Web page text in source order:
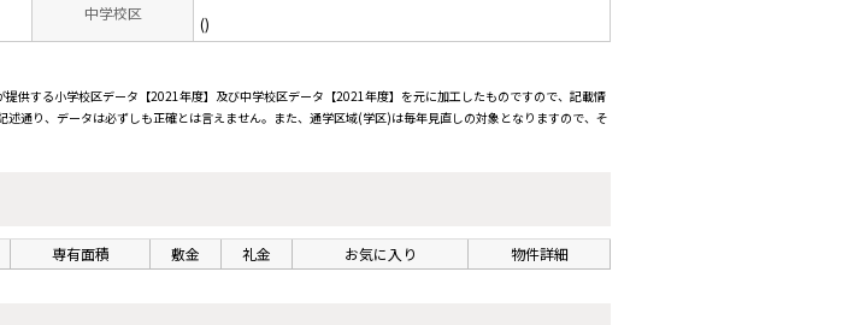
中学校区
()
供する小学校区データ【2021年度】及び中学校区データ【2021年度】を元に加工したものですので、記載情
通り、データは必ずしも正確とは言えません。また、通学区域(学区)は毎年見直しの対象となりますので、そ
専有面積 敷金 礼金 お気に入り 物件詳細